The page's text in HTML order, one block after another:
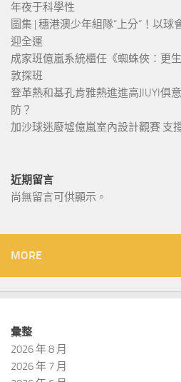
年夜于科學性
圖集 | 穗港澳少年組隊“上分“！以球
迎全運
成家班億嵐系統櫃任《蜘蛛俠：更
敦探班
登革熱和基孔肯雅熱進進高JIUYI俱
防？
加沙球迷廢墟億嵐室內設計觀賽 支
近期留言
尚無留言可供顯示。
MORE
彙整
2026 年 8 月
2026 年 7 月